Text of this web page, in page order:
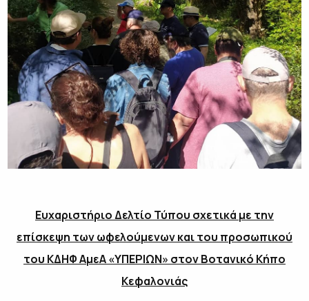
Ευχαριστήριο Δελτίο Τύπου σχετικά με την
επίσκεψη των ωφελούμενων και του προσωπικού
του ΚΔΗΦ ΑμεΑ «ΥΠΕΡΙΩΝ» στον Βοτανικό Κήπο
Κεφαλονιάς